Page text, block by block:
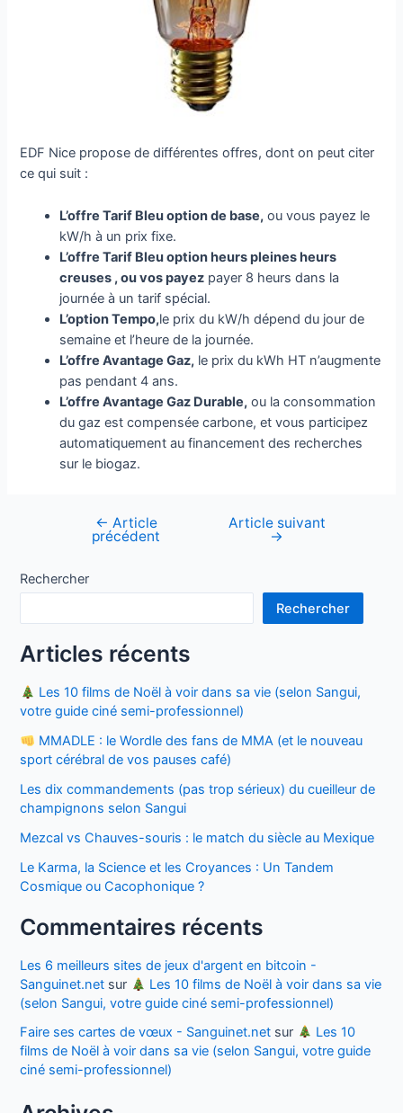
EDF Nice propose de différentes offres, dont on peut citer
ce qui suit :
L’offre Tarif Bleu option de base, ou vous payez le
kW/h à un prix fixe.
L’offre Tarif Bleu option heurs pleines heurs
creuses , ou vos payez payer 8 heurs dans la
journée à un tarif spécial.
L’option Tempo,le prix du kW/h dépend du jour de
semaine et l’heure de la journée.
L’offre Avantage Gaz, le prix du kWh HT n’augmente
pas pendant 4 ans.
L’offre Avantage Gaz Durable, ou la consommation
du gaz est compensée carbone, et vous participez
automatiquement au financement des recherches
sur le biogaz.
Navigation
← Article
précédent
Article suivant
→
Rechercher
Rechercher
Articles récents
Les 10 films de Noël à voir dans sa vie (selon Sangui,
votre guide ciné semi-professionnel)
MMADLE : le Wordle des fans de MMA (et le nouveau
sport cérébral de vos pauses café)
Les dix commandements (pas trop sérieux) du cueilleur de
champignons selon Sangui
Mezcal vs Chauves-souris : le match du siècle au Mexique
Le Karma, la Science et les Croyances : Un Tandem
Cosmique ou Cacophonique ?
Commentaires récents
Les 6 meilleurs sites de jeux d'argent en bitcoin -
Sanguinet.net sur
Les 10 films de Noël à voir dans sa vie
(selon Sangui, votre guide ciné semi-professionnel)
Faire ses cartes de vœux - Sanguinet.net sur
Les 10
films de Noël à voir dans sa vie (selon Sangui, votre guide
ciné semi-professionnel)